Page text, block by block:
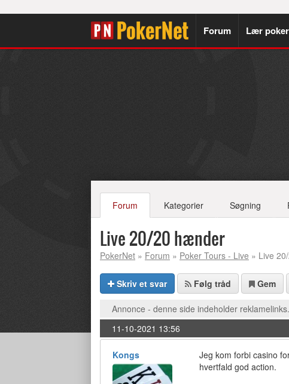
Forum Lær poker
Forum Kategorier Søgning
Live 20/20 hænder
PokerNet » Forum » Poker Tours - Live » Live
Skriv et svar Følg tråd Gem
Annonce - denne side indeholder reklamelinks.
11-10-2021 13:56
Kongs
Jeg kom forbi casino
hvertfald god action.